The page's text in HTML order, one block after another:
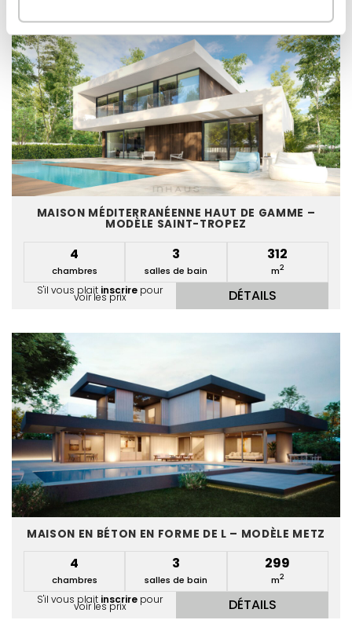
MAISON MÉDITERRANÉENNE HAUT DE GAMME –
MODÈLE SAINT-TROPEZ
4
chambres
3
salles de bain
312
m2
S'il vous plait inscrire pour
voir les prix DÉTAILS
MAISON EN BÉTON EN FORME DE L – MODÈLE METZ
4
chambres
3
salles de bain
299
m2
S'il vous plait inscrire pour
voir les prix DÉTAILS